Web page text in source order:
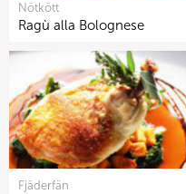
Nötkött
Ragù alla Bolognese
Fjäderfän